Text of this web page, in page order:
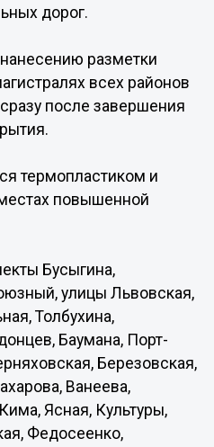
дорог.
разметки
всех районов
после завершения
термопластиком и
повышенной
Бусыгина,
улицы Львовская,
Толбухина,
Баумана, Порт-
Березовская,
Ванеева,
Ясная, Культуры,
Федосеенко,